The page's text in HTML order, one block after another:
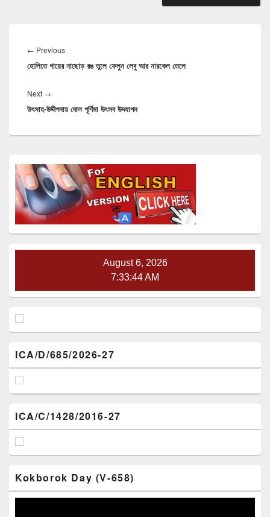
navigation
← PreviousPrevious
post:
হোলিতে গায়ের নাছোড় রঙ তুলে ফেলুন লেবু আর নারকেল তেলে
Next →
post:
উৎসাহ-উদ্দীপনায় দোল পূর্ণিমা উৎসব উদযাপন
Sidebar
Widget
Area
August 6, 2026
7:33:44 AM
ICA/D/685/2026-27
ICA/C/1428/2016-27
Kokborok Day (V-658)